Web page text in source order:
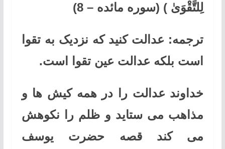
لِلتَّقْوَىٰ ) (سوره مائده –
8)
ترجمه: عدالت کنید که نزدیک به تقوا
است بلکه عدالت عین تقوا است.
خداوند عدالت را در همه کیش ها و
مذاهب می ستاید و ظلم را نکوهش
می کند قصه حضرت یوسف